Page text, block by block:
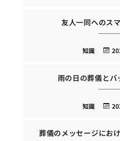
友人一同へのス
知識
雨の日の葬儀と
知識
葬儀のメッセージにお